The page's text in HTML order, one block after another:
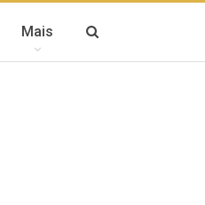
Mais